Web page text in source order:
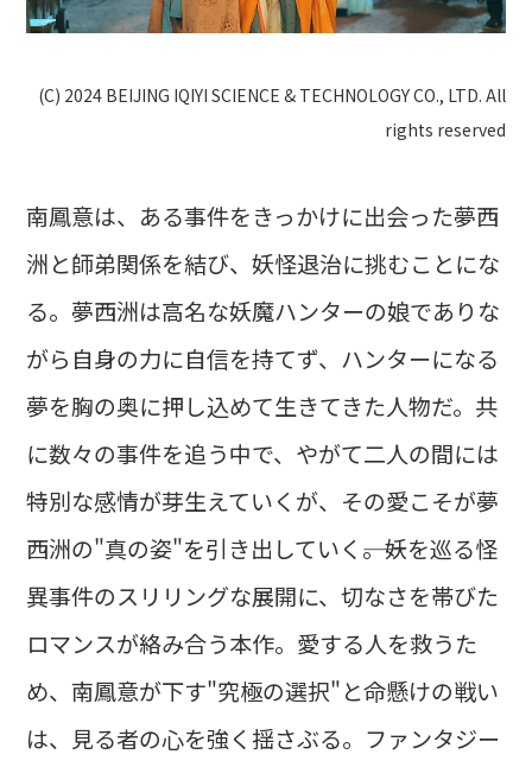
(C) 2024 BEIJING IQIYI SCIENCE & TECHNOLOGY CO., LTD. All
rights reserved
南鳳意は、ある事件をきっかけに出会った夢西
洲と師弟関係を結び、妖怪退治に挑むことにな
る。夢西洲は高名な妖魔ハンターの娘でありな
がら自身の力に自信を持てず、ハンターになる
夢を胸の奥に押し込めて生きてきた人物だ。共
に数々の事件を追う中で、やがて二人の間には
特別な感情が芽生えていくが、その愛こそが夢
西洲の"真の姿"を引き出していく――。妖を巡る怪
異事件のスリリングな展開に、切なさを帯びた
ロマンスが絡み合う本作。愛する人を救うた
め、南鳳意が下す"究極の選択"と命懸けの戦い
は、見る者の心を強く揺さぶる。ファンタジー